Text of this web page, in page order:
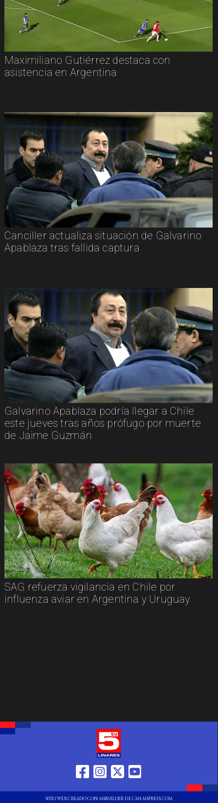
Maximiliano Gutiérrez destaca con
asistencia en Argentina
Canciller actualiza situación de Galvarino
Apablaza tras fallida captura
Galvarino Apablaza podría llegar a Chile
este jueves tras años prófugo por muerte
de Jaime Guzmán
SAG refuerza vigilancia en Chile por
influenza aviar en Argentina y Uruguay
SITIO WEB CREADO CON MSBUILDER DE CMS-MSPRESS.COM